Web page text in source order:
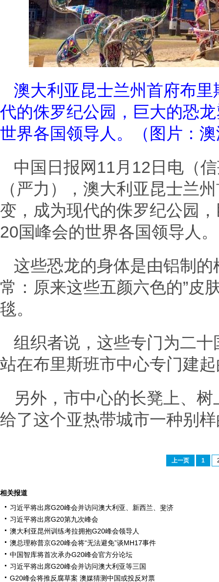
澳大利亚昆士兰州首府布
代的侏罗纪公园，巨大的恐
世界各国领导人。（图片：
中国日报网11月12日电（
（严力），澳大利亚昆士兰
变，成为现代的侏罗纪公园
20国峰会的世界各国领导人。
这些恐龙的身体是由铝制的
常：原来这些五颜六色的”皮
毯。
组织者说，这些专门为二
站在布里斯班市中心专门建
另外，市中心的长凳上、
给了这个亚热带城市一种别
上一页 1
相关报道
习近平将出席G20峰会并访问澳大利亚、新西兰、斐济
习近平将出席G20第九次峰会
澳大利亚昆州训练考拉拥抱G20峰会领导人
澳总理称普京G20峰会将“无法避免”谈MH17事件
中国智库将首次承办G20峰会官方分论坛
习近平将出席G20峰会并访问澳大利亚等三国
G20峰会将推反腐草案 澳媒猜测中国或投反对票